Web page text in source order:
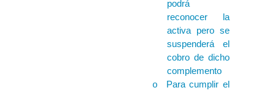
podrá
reconocer la
activa pero se
suspenderá el
cobro de dicho
complemento
o
Para cumplir el